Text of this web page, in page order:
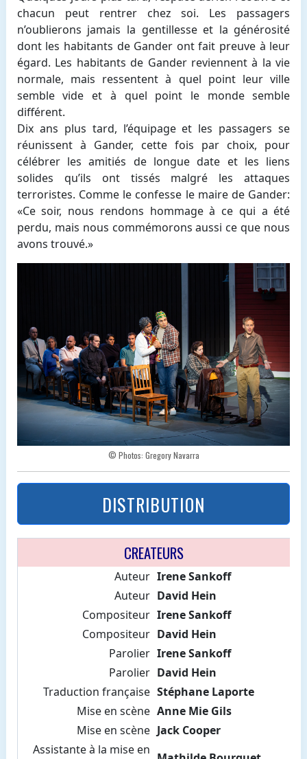
chacun peut rentrer chez soi. Les passagers
n’oublierons jamais la gentillesse et la générosité
dont les habitants de Gander ont fait preuve à leur
égard. Les habitants de Gander reviennent à la vie
normale, mais ressentent à quel point leur ville
semble vide et à quel point le monde semble
différent.
Dix ans plus tard, l’équipage et les passagers se
réunissent à Gander, cette fois par choix, pour
célébrer les amitiés de longue date et les liens
solides qu’ils ont tissés malgré les attaques
terroristes. Comme le confesse le maire de Gander:
«Ce soir, nous rendons hommage à ce qui a été
perdu, mais nous commémorons aussi ce que nous
avons trouvé.»
© Photos: Gregory Navarra
DISTRIBUTION
CREATEURS
Auteur Irene Sankoff
Auteur David Hein
Compositeur Irene Sankoff
Compositeur David Hein
Parolier Irene Sankoff
Parolier David Hein
Traduction française Stéphane Laporte
Mise en scène Anne Mie Gils
Mise en scène Jack Cooper
Assistante à la mise en